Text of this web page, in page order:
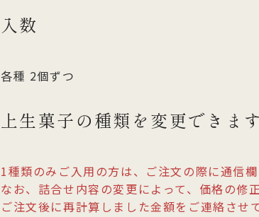
入数
各種 2個ずつ
上生菓子の種類を変更できます
1種類のみご入用の方は、ご注文の際に通信
なお、詰合せ内容の変更によって、価格の修
ご注文後に再計算しました金額をご連絡させ